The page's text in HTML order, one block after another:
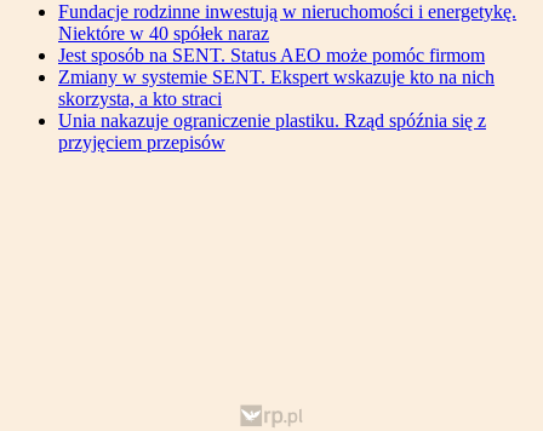
Fundacje rodzinne inwestują w nieruchomości i energetykę.
Niektóre w 40 spółek naraz
Jest sposób na SENT. Status AEO może pomóc firmom
Zmiany w systemie SENT. Ekspert wskazuje kto na nich
skorzysta, a kto straci
Unia nakazuje ograniczenie plastiku. Rząd spóźnia się z
przyjęciem przepisów